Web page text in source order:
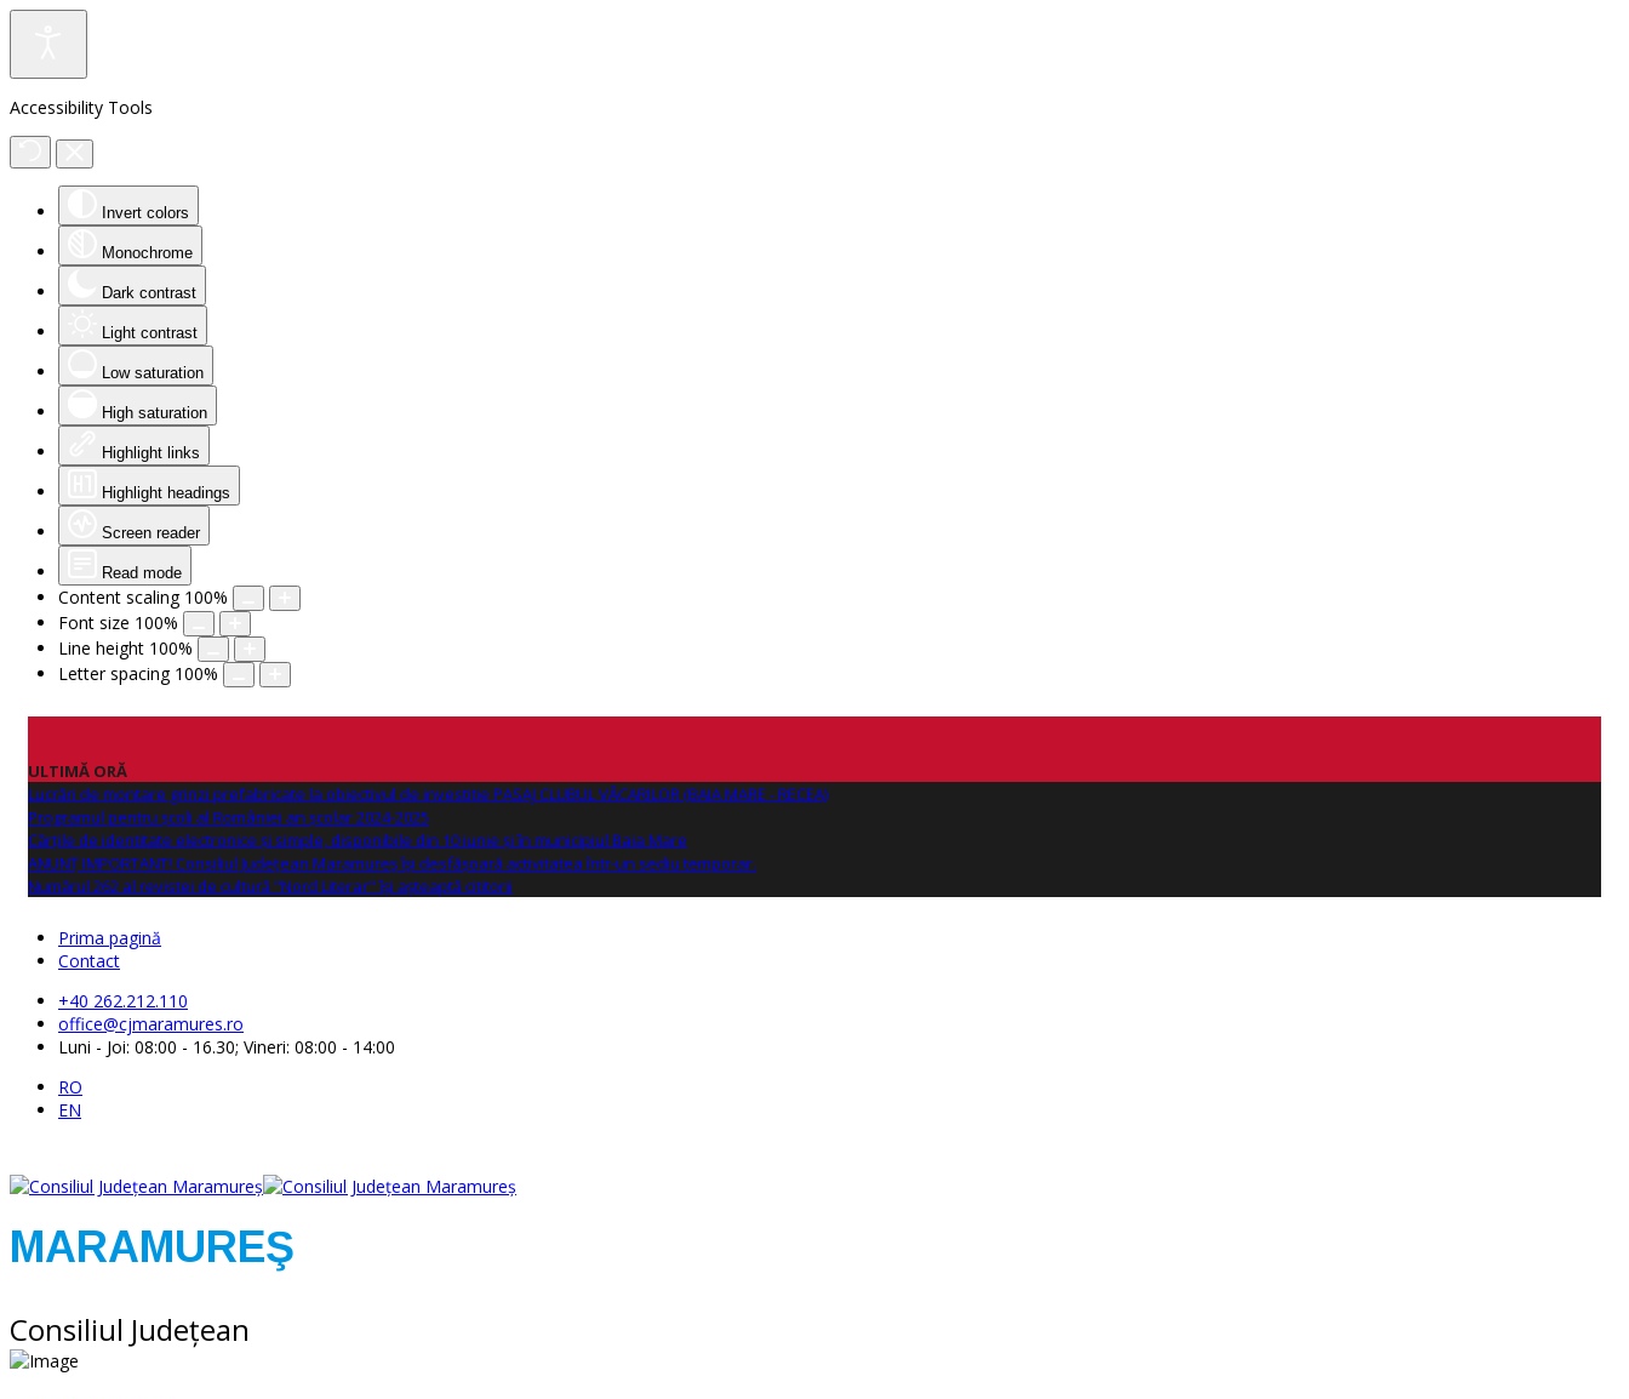
Accessibility Tools
Invert colors
Monochrome
Dark contrast
Light contrast
Low saturation
High saturation
Highlight links
Highlight headings
Screen reader
Read mode
Content scaling 100%
Font size 100%
Line height 100%
Letter spacing 100%
ULTIMĂ ORĂ
Lucrări de montare grinzi prefabricate la obiectivul de investitie PASAJ CLUBUL VĂCARILOR (BAIA MARE - RECEA)
Programul pentru școli al României an școlar 2024-2025
Cărțile de identitate electronice și simple, disponibile din 10 iunie și în municipiul Baia Mare
ANUNŢ IMPORTANT! Consiliul Județean Maramureș își desfășoară activitatea într-un sediu temporar.
Numărul 262 al revistei de cultură "Nord Literar" își așteaptă cititorii
Prima pagină
Contact
+40 262.212.110
office@cjmaramures.ro
Luni - Joi: 08:00 - 16.30; Vineri: 08:00 - 14:00
RO
EN
MARAMUREŞ
Consiliul Judeţean